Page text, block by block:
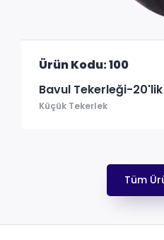
Ürün Kodu: 100
Bavul Tekerleği-
Küçük Tekerlek
Tüm